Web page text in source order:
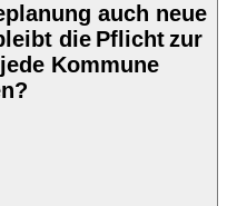
auch neue
die Pflicht zur
Kommune